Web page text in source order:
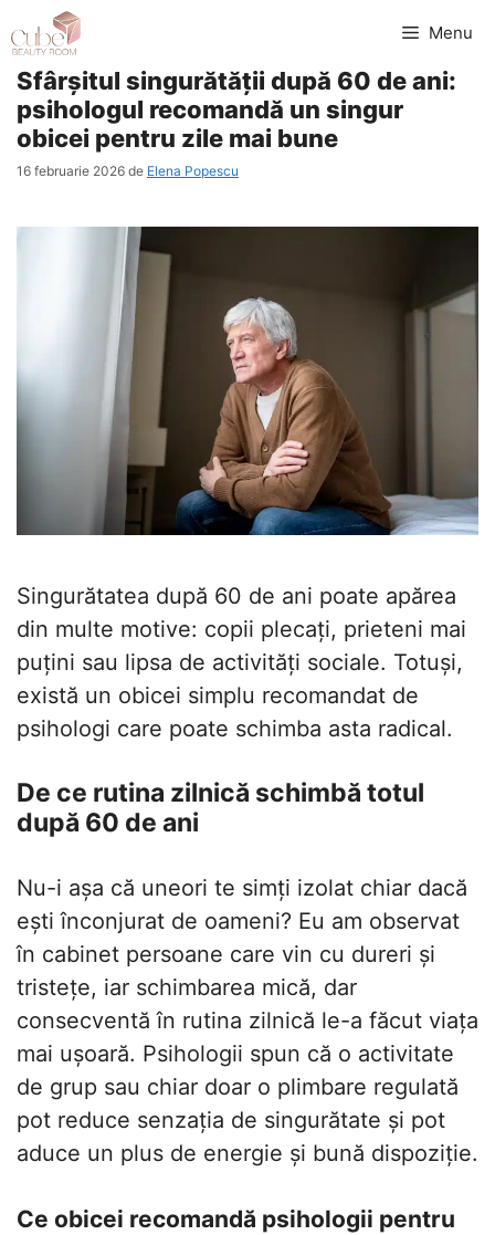
la
conținut
Menu
Sfârșitul singurătății după 60 de ani:
psihologul recomandă un singur
obicei pentru zile mai bune
16 februarie 2026 de Elena Popescu
Singurătatea după 60 de ani poate apărea
din multe motive: copii plecați, prieteni mai
puțini sau lipsa de activități sociale. Totuși,
există un obicei simplu recomandat de
psihologi care poate schimba asta radical.
De ce rutina zilnică schimbă totul
după 60 de ani
Nu-i așa că uneori te simți izolat chiar dacă
ești înconjurat de oameni? Eu am observat
în cabinet persoane care vin cu dureri și
tristețe, iar schimbarea mică, dar
consecventă în rutina zilnică le-a făcut viața
mai ușoară. Psihologii spun că o activitate
de grup sau chiar doar o plimbare regulată
pot reduce senzația de singurătate și pot
aduce un plus de energie și bună dispoziție.
Ce obicei recomandă psihologii pentru